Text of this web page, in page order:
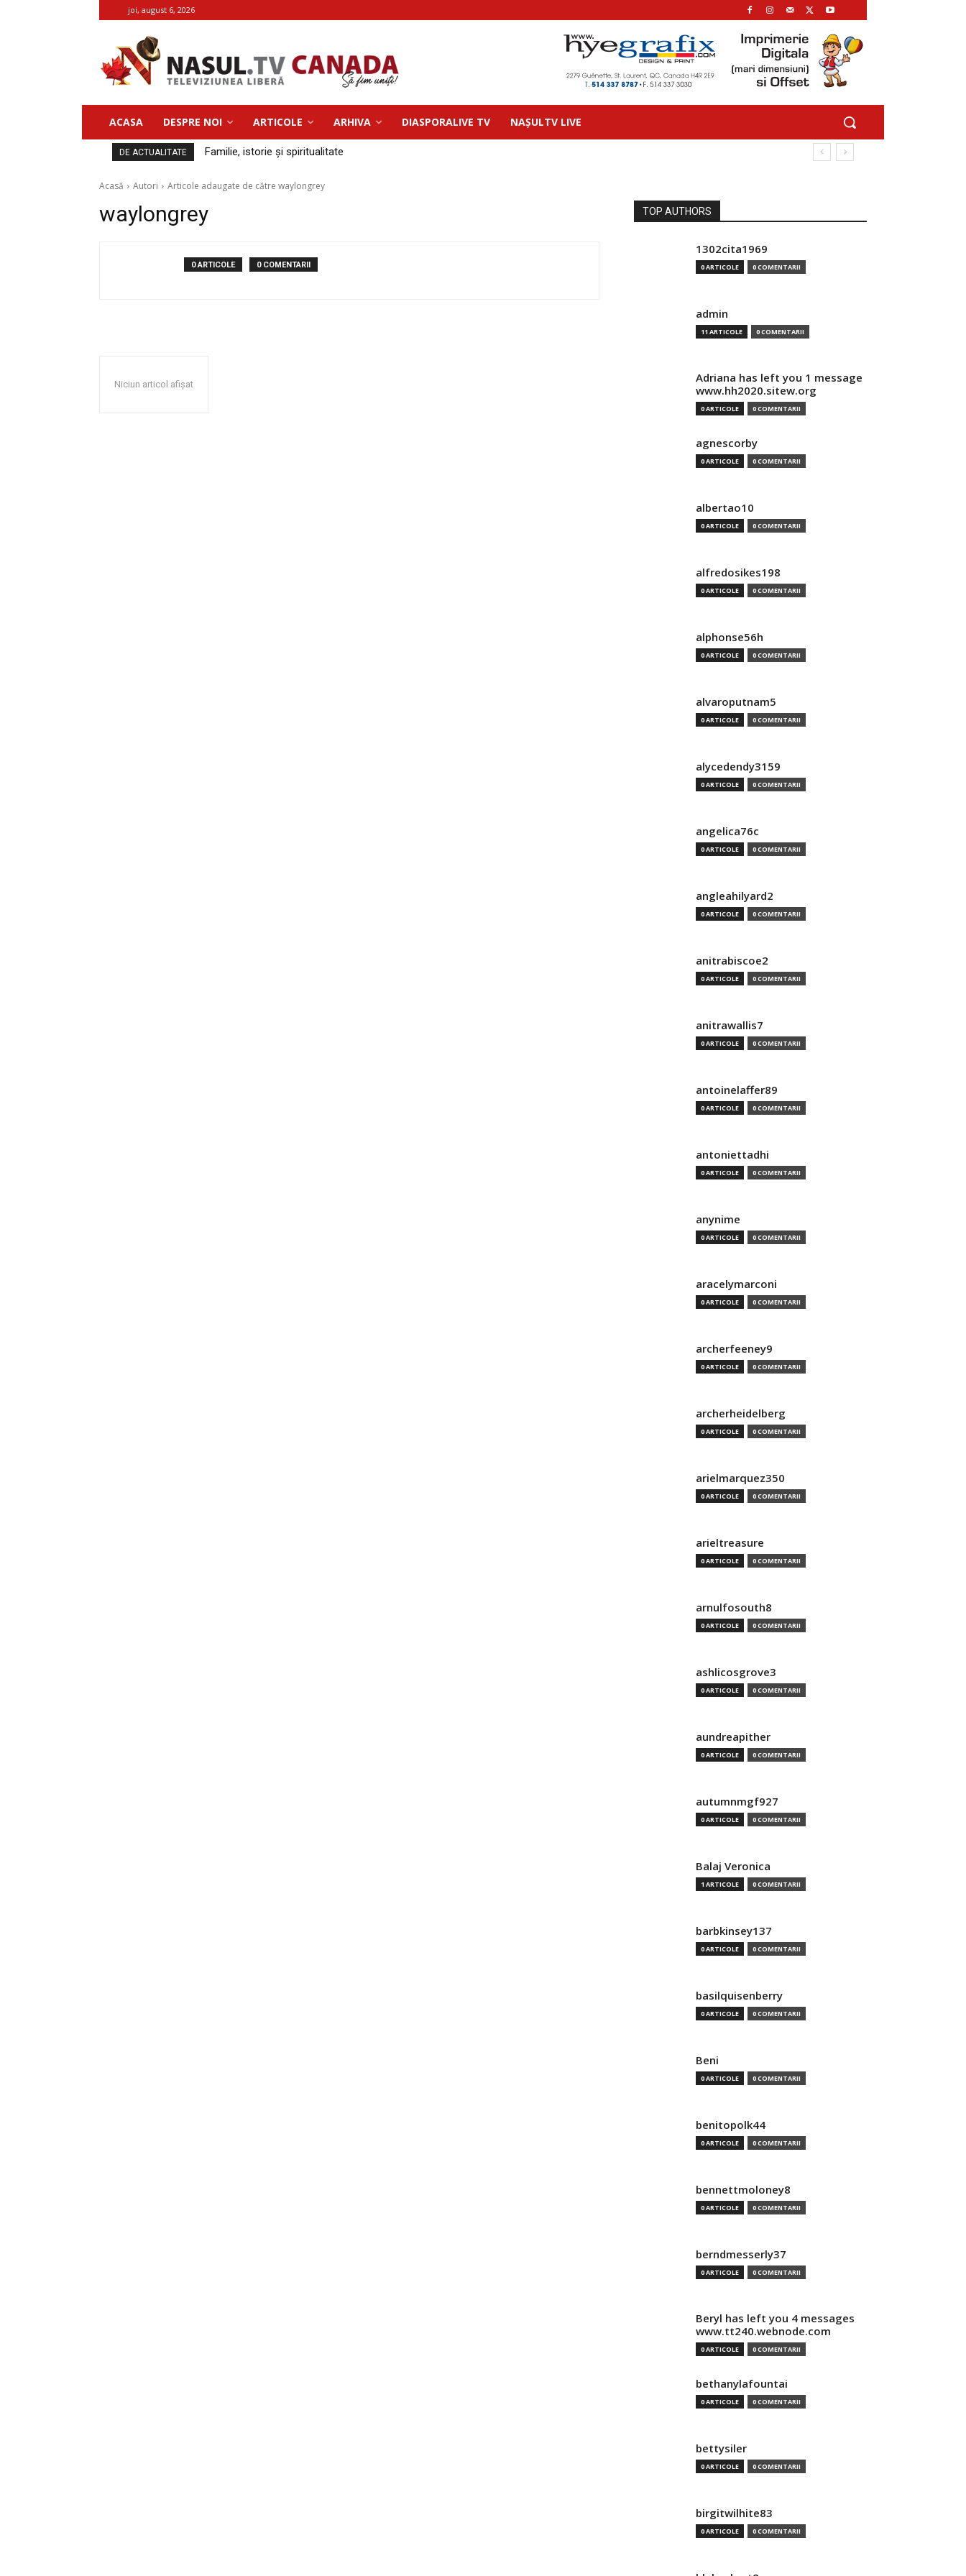
joi, august 6, 2026
ACASA DESPRE NOI ARTICOLE ARHIVA DIASPORALIVE TV NAȘULTV LIVE
DE ACTUALITATE Familie, istorie și spiritualitate
Acasă Autori Articole adaugate de către waylongrey
waylongrey
0 ARTICOLE 0 COMENTARII
Niciun articol afișat
TOP AUTHORS
1302cita1969
0 ARTICOLE 0 COMENTARII
admin
11 ARTICOLE 0 COMENTARII
Adriana has left you 1 message
www.hh2020.sitew.org
0 ARTICOLE 0 COMENTARII
agnescorby
0 ARTICOLE 0 COMENTARII
albertao10
0 ARTICOLE 0 COMENTARII
alfredosikes198
0 ARTICOLE 0 COMENTARII
alphonse56h
0 ARTICOLE 0 COMENTARII
alvaroputnam5
0 ARTICOLE 0 COMENTARII
alycedendy3159
0 ARTICOLE 0 COMENTARII
angelica76c
0 ARTICOLE 0 COMENTARII
angleahilyard2
0 ARTICOLE 0 COMENTARII
anitrabiscoe2
0 ARTICOLE 0 COMENTARII
anitrawallis7
0 ARTICOLE 0 COMENTARII
antoinelaffer89
0 ARTICOLE 0 COMENTARII
antoniettadhi
0 ARTICOLE 0 COMENTARII
anynime
0 ARTICOLE 0 COMENTARII
aracelymarconi
0 ARTICOLE 0 COMENTARII
archerfeeney9
0 ARTICOLE 0 COMENTARII
archerheidelberg
0 ARTICOLE 0 COMENTARII
arielmarquez350
0 ARTICOLE 0 COMENTARII
arieltreasure
0 ARTICOLE 0 COMENTARII
arnulfosouth8
0 ARTICOLE 0 COMENTARII
ashlicosgrove3
0 ARTICOLE 0 COMENTARII
aundreapither
0 ARTICOLE 0 COMENTARII
autumnmgf927
0 ARTICOLE 0 COMENTARII
Balaj Veronica
1 ARTICOLE 0 COMENTARII
barbkinsey137
0 ARTICOLE 0 COMENTARII
basilquisenberry
0 ARTICOLE 0 COMENTARII
Beni
0 ARTICOLE 0 COMENTARII
benitopolk44
0 ARTICOLE 0 COMENTARII
bennettmoloney8
0 ARTICOLE 0 COMENTARII
berndmesserly37
0 ARTICOLE 0 COMENTARII
Beryl has left you 4 messages
www.tt240.webnode.com
0 ARTICOLE 0 COMENTARII
bethanylafountai
0 ARTICOLE 0 COMENTARII
bettysiler
0 ARTICOLE 0 COMENTARII
birgitwilhite83
0 ARTICOLE 0 COMENTARII